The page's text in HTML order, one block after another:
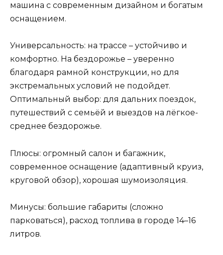
машина с современным дизайном и богатым
оснащением.
Универсальность: на трассе – устойчиво и
комфортно. На бездорожье – уверенно
благодаря рамной конструкции, но для
экстремальных условий не подойдет.
Оптимальный выбор: для дальних поездок,
путешествий с семьёй и выездов на лёгкое-
среднее бездорожье.
Плюсы: огромный салон и багажник,
современное оснащение (адаптивный круиз,
круговой обзор), хорошая шумоизоляция.
Минусы: большие габариты (сложно
парковаться), расход топлива в городе 14–16
литров.